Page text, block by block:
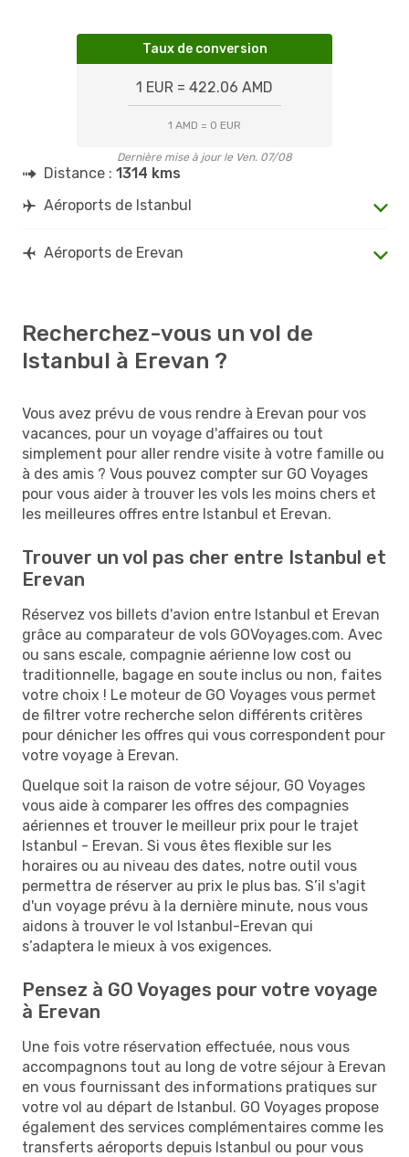
Taux de conversion
1 EUR = 422.06 AMD
1 AMD = 0 EUR
Dernière mise à jour le Ven. 07/08
Distance : 1314 kms
Aéroports de Istanbul
Aéroports de Erevan
Recherchez-vous un vol de
Istanbul à Erevan ?
Vous avez prévu de vous rendre à Erevan pour vos
vacances, pour un voyage d'affaires ou tout
simplement pour aller rendre visite à votre famille ou
à des amis ? Vous pouvez compter sur GO Voyages
pour vous aider à trouver les vols les moins chers et
les meilleures offres entre Istanbul et Erevan.
Trouver un vol pas cher entre Istanbul et
Erevan
Réservez vos billets d'avion entre Istanbul et Erevan
grâce au comparateur de vols GOVoyages.com. Avec
ou sans escale, compagnie aérienne low cost ou
traditionnelle, bagage en soute inclus ou non, faites
votre choix ! Le moteur de GO Voyages vous permet
de filtrer votre recherche selon différents critères
pour dénicher les offres qui vous correspondent pour
votre voyage à Erevan.
Quelque soit la raison de votre séjour, GO Voyages
vous aide à comparer les offres des compagnies
aériennes et trouver le meilleur prix pour le trajet
Istanbul - Erevan. Si vous êtes flexible sur les
horaires ou au niveau des dates, notre outil vous
permettra de réserver au prix le plus bas. S’il s'agit
d'un voyage prévu à la dernière minute, nous vous
aidons à trouver le vol Istanbul-Erevan qui
s’adaptera le mieux à vos exigences.
Pensez à GO Voyages pour votre voyage
à Erevan
Une fois votre réservation effectuée, nous vous
accompagnons tout au long de votre séjour à Erevan
en vous fournissant des informations pratiques sur
votre vol au départ de Istanbul. GO Voyages propose
également des services complémentaires comme les
transferts aéroports depuis Istanbul ou pour vous